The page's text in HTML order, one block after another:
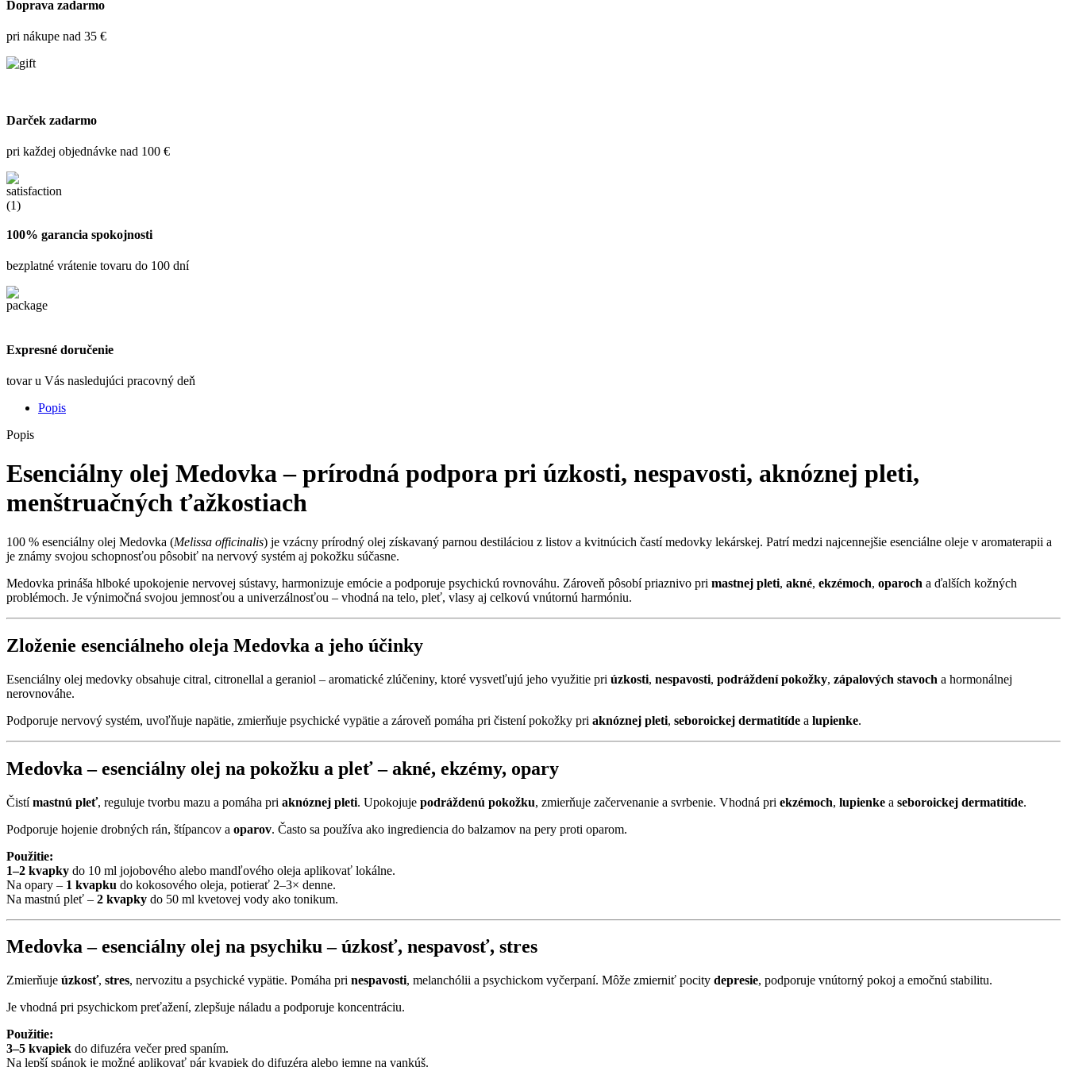
Doprava zadarmo
pri nákupe nad 35 €
Darček zadarmo
pri každej objednávke nad 100 €
100% garancia spokojnosti
bezplatné vrátenie tovaru do 100 dní
Expresné doručenie
tovar u Vás nasledujúci pracovný deň
Popis
Popis
Esenciálny olej Medovka – prírodná podpora pri úzkosti, nespavosti, aknóznej pleti,
menštruačných ťažkostiach
100 % esenciálny olej Medovka (Melissa officinalis) je vzácny prírodný olej získavaný parnou destiláciou z listov a kvitnúcich častí medovky lekárskej. Patrí medzi najcennejšie esenciálne oleje v aromaterapii a
je známy svojou schopnosťou pôsobiť na nervový systém aj pokožku súčasne.
Medovka prináša hlboké upokojenie nervovej sústavy, harmonizuje emócie a podporuje psychickú rovnováhu. Zároveň pôsobí priaznivo pri mastnej pleti, akné, ekzémoch, oparoch a ďalších kožných
problémoch. Je výnimočná svojou jemnosťou a univerzálnosťou – vhodná na telo, pleť, vlasy aj celkovú vnútornú harmóniu.
Zloženie esenciálneho oleja Medovka a jeho účinky
Esenciálny olej medovky obsahuje citral, citronellal a geraniol – aromatické zlúčeniny, ktoré vysvetľujú jeho využitie pri úzkosti, nespavosti, podráždení pokožky, zápalových stavoch a hormonálnej
nerovnováhe.
Podporuje nervový systém, uvoľňuje napätie, zmierňuje psychické vypätie a zároveň pomáha pri čistení pokožky pri aknóznej pleti, seboroickej dermatitíde a lupienke.
Medovka – esenciálny olej na pokožku a pleť – akné, ekzémy, opary
Čistímastnú pleť, reguluje tvorbu mazu a pomáha pri aknóznej pleti. Upokojuje podráždenú pokožku, zmierňuje začervenanie a svrbenie. Vhodná pri ekzémoch, lupienke a seboroickej dermatitíde.
Podporuje hojenie drobných rán, štípancov a oparov. Často sa používa ako ingrediencia do balzamov na pery proti oparom.
Použitie:
1–2 kvapky do 10 ml jojobového alebo mandľového oleja aplikovať lokálne.
Na opary – 1 kvapku do kokosového oleja, potierať 2–3× denne.
Na mastnú pleť – 2 kvapky do 50 ml kvetovej vody ako tonikum.
Medovka – esenciálny olej na psychiku – úzkosť, nespavosť, stres
Zmierňuje úzkosť, stres, nervozitu a psychické vypätie. Pomáha pri nespavosti, melanchólii a psychickom vyčerpaní. Môže zmierniť pocity depresie, podporuje vnútorný pokoj a emočnú stabilitu.
Je vhodná pri psychickom preťažení, zlepšuje náladu a podporuje koncentráciu.
Použitie:
3–5 kvapiek do difuzéra večer pred spaním.
Na lepší spánok je možné aplikovať pár kvapiek do difuzéra alebo jemne na vankúš.